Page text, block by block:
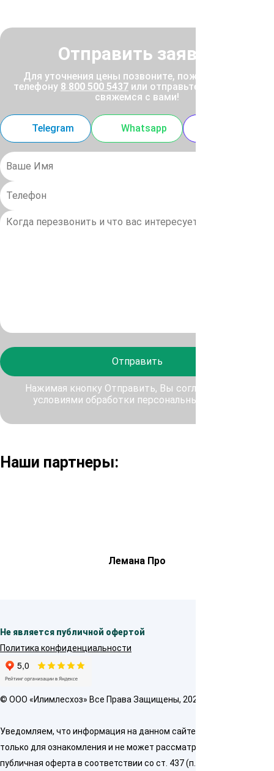
Отправить заявку
Для уточнения цены позвоните, пожалуйста, по
телефону 8 800 500 5437 или отправьте заявку, и мы
свяжемся с вами!
Telegram Whatsapp
Отправить
Нажимая кнопку Отправить, Вы соглашаетесь с
условиями обработки персональных данных
Наши партнеры:
Лемана Про
Не является публичной офертой
Политика конфиденциальности
© OOO «Илимлесхоз» Все Права Защищены, 2026
Уведомляем, что информация на данном сайте предназначена
только для ознакомления и не может рассматриваться как
публичная оферта в соответствии со ст. 437 (п. 2) ГК РФ. Для